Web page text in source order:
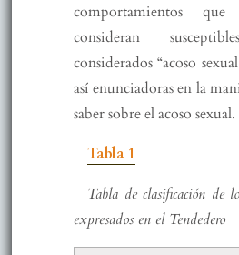
comportamientos
consideran
considerados “acoso
así enunciadoras en la
saber sobre el acoso sexual.
Tabla 1
Tabla de clasificación de
expresados en el Tendedero